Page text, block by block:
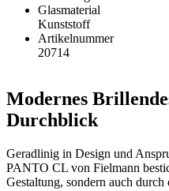
Glasmaterial
Kunststoff
Artikelnummer
20714
Modernes
Durchblick
Geradlinig in Design und
PANTO CL von Fielmann
Gestaltung, sondern auch